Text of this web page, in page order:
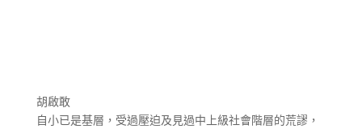
胡啟敢
自小已是基層，受過壓迫及見過中上級社會階層的荒謬，